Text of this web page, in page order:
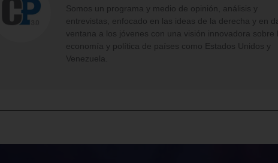
Somos un programa y medio de opinión, análisis y
entrevistas, enfocado en las ideas de la derecha y en
ventana a los jóvenes con una visión innovadora sobre
economía y política de países como Estados Unidos y
Venezuela.